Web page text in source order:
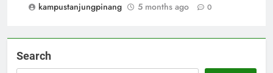
kampustanjungpinang
5 months ago 0
Search